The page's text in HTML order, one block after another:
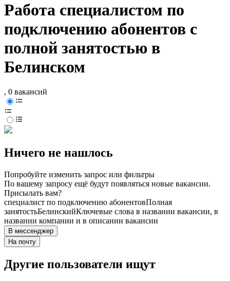
Работа специалистом по
подключению абонентов с
полной занятостью в
Белинском
, 0 вакансий
Ничего не нашлось
Попробуйте изменить запрос или фильтры
По вашему запросу ещё будут появляться новые вакансии.
Присылать вам?
специалист по подключению абонентовПолная
занятостьБелинскийКлючевые слова в названии вакансии, в
названии компании и в описании вакансии
В мессенджер
На почту
Другие пользователи ищут